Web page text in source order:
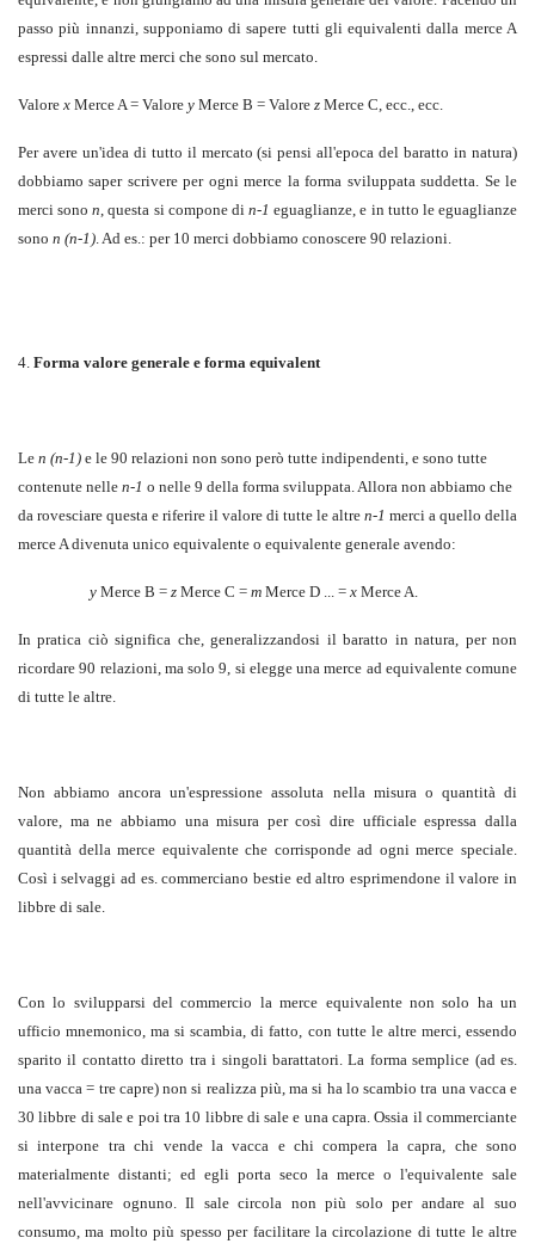
passo più innanzi, supponiamo di sapere tutti gli equivalenti dalla merce A
espressi dalle altre merci che sono sul mercato.
Valore x Merce A = Valore y Merce B = Valore z Merce C, ecc., ecc.
Per avere un'idea di tutto il mercato (si pensi all'epoca del baratto in natura)
dobbiamo saper scrivere per ogni merce la forma sviluppata suddetta. Se le
merci sonon, questa si compone din-1 eguaglianze, e in tutto le eguaglianze
sono n (n-1). Ad es.: per 10 merci dobbiamo conoscere 90 relazioni.
4. Forma valore generale e forma equivalent
Le n (n-1) e le 90 relazioni non sono però tutte indipendenti, e sono tutte
contenute nelle n-1 o nelle 9 della forma sviluppata. Allora non abbiamo che
da rovesciare questa e riferire il valore di tutte le altre n-1 merci a quello della
merce A divenuta unico equivalente o equivalente generale avendo:
y Merce B = z Merce C = m Merce D ... = x Merce A.
In pratica ciò significa che, generalizzandosi il baratto in natura, per non
ricordare 90 relazioni, ma solo 9, si elegge una merce ad equivalente comune
di tutte le altre.
Non abbiamo ancora un'espressione assoluta nella misura o quantità di
valore, ma ne abbiamo una misura per così dire ufficiale espressa dalla
quantità della merce equivalente che corrisponde ad ogni merce speciale.
Così i selvaggi ad es. commerciano bestie ed altro esprimendone il valore in
libbre di sale.
Con lo svilupparsi del commercio la merce equivalente non solo ha un
ufficio mnemonico, ma si scambia, di fatto, con tutte le altre merci, essendo
sparito il contatto diretto tra i singoli barattatori. La forma semplice (ad es.
una vacca = tre capre) non si realizza più, ma si ha lo scambio tra una vacca e
30 libbre di sale e poi tra 10 libbre di sale e una capra. Ossia il commerciante
si interpone tra chi vende la vacca e chi compera la capra, che sono
materialmente distanti; ed egli porta seco la merce o l'equivalente sale
nell'avvicinare ognuno. Il sale circola non più solo per andare al suo
consumo, ma molto più spesso per facilitare la circolazione di tutte le altre